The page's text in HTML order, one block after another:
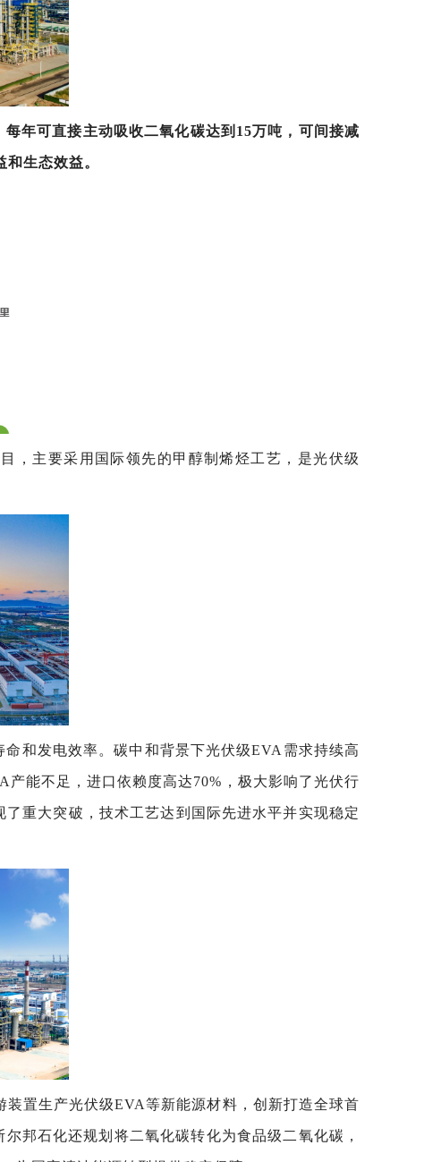
每年可直接主动吸收二氧化碳达到15万吨，可间接减
生态效益。
，主要采用国际领先的甲醇制烯烃工艺，是光伏级
和发电效率。碳中和背景下光伏级EVA需求持续高
能不足，进口依赖度高达70%，极大影响了光伏行
重大突破，技术工艺达到国际先进水平并实现稳定
置生产光伏级EVA等新能源材料，创新打造全球首
邦石化还规划将二氧化碳转化为食品级二氧化碳，